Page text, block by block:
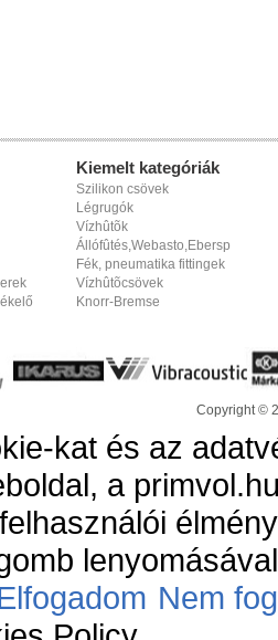
Kiemelt kategóriák
Szilikon csövek
Légrugók
Vízhûtõk
Állófûtés,Webasto,Ebersp
Fék, pneumatika fittingek
Vízhûtõcsövek
Knorr-Bremse
Copyright ©
kat és az
a
Nem